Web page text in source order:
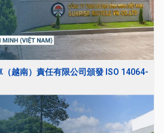
越南）責任有限公司頒發 ISO 14064-